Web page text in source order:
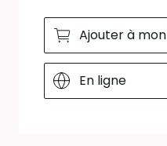
Ajouter à
En ligne